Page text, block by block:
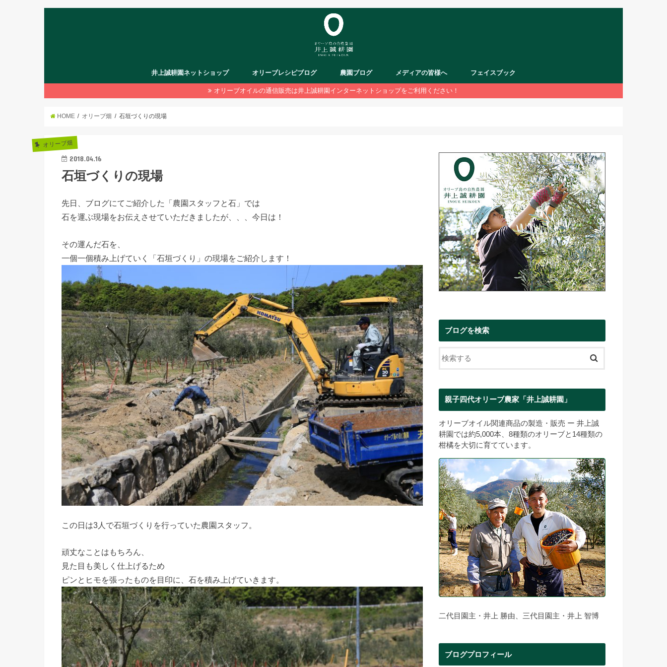
井上誠耕園ネットショップ オリーブレシピブログ 農園ブログ メディアの皆様へ フェイスブック
オリーブオイルの通信販売は井上誠耕園インターネットショップをご利用ください！
HOME オリーブ畑 石垣づくりの現場
オリーブ畑
2018.04.16
石垣づくりの現場
先日、ブログにてご紹介した「農園スタッフと石」では
石を運ぶ現場をお伝えさせていただきましたが、、、今日は！
その運んだ石を、
一個一個積み上げていく「石垣づくり」の現場をご紹介します！
この日は3人で石垣づくりを行っていた農園スタッフ。
頑丈なことはもちろん、
見た目も美しく仕上げるため
ピンとヒモを張ったものを目印に、石を積み上げていきます。
ブログを検索
親子四代オリーブ農家「井上誠耕園」
オリーブオイル関連商品の製造・販売 ー 井上誠
耕園では約5,000本、8種類のオリーブと14種類の
柑橘を大切に育てています。
二代目園主・井上 勝由、三代目園主・井上 智博
ブログプロフィール